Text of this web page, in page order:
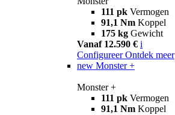
111 pk Vermogen
91,1 Nm Koppel
175 kg Gewicht
Vanaf 12.590 € i
Configureer Ontdek meer
new Monster +
Monster +
111 pk Vermogen
91,1 Nm Koppel